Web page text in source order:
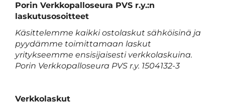
​​​Porin Verkkopalloseura PVS r.y.:n
laskutusosoitteet
Käsittelemme kaikki ostolaskut sähköisinä ja
pyydämme toimittamaan laskut
yritykseemme ensisijaisesti verkkolaskuina.
Porin Verkkopalloseura PVS r.y. 1504132-3
Verkkolaskut